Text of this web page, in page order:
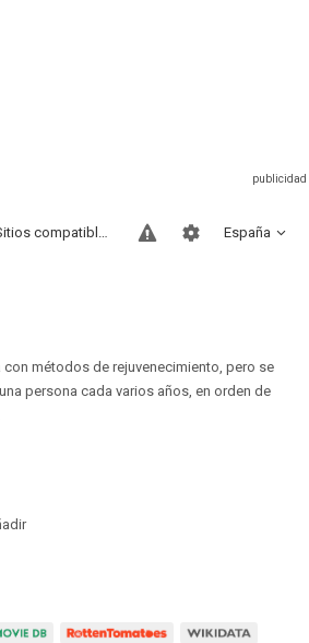
España
Sitios compatibles
métodos de rejuvenecimiento, pero se
persona cada varios años, en orden de